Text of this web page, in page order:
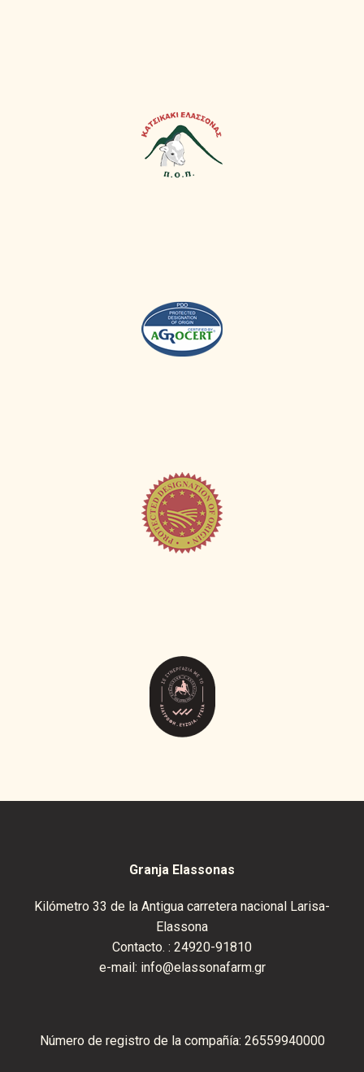
Granja Elassonas
Kilómetro 33 de la Antigua carretera nacional Larisa-
Elassona
Contacto. : 24920-91810
e-mail: info@elassonafarm.gr
Número de registro de la compañía: 26559940000